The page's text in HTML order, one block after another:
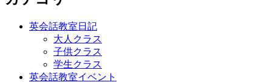
英会話教室日記
大人クラス
子供クラス
学生クラス
英会話教室イベント